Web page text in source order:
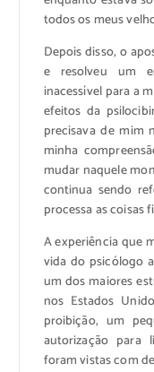
todos os meus
Depois disso, o
e resolveu um
inacessível para a
efeitos da
precisava de mim
minha
mudar naquele
continua sendo
processa as coisas
A experiência que
vida do psicólogo
um dos maiores
nos Estados
proibição, um
autorização para
foram vistas com